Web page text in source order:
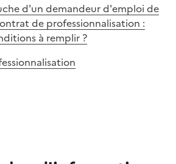
d'un demandeur d'emploi de
de professionnalisation :
à remplir ?